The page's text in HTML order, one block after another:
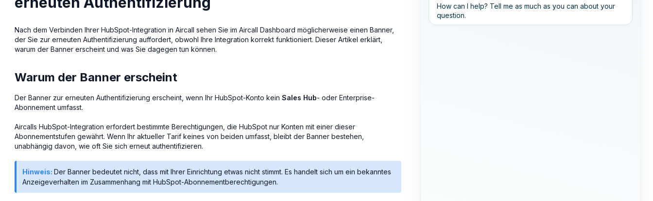
Nach dem Verbinden Ihrer HubSpot-Integration in Aircall sehen Sie im Aircall Dashboard möglicherweise einen Banner,
der Sie zur erneuten Authentifizierung auffordert, obwohl Ihre Integration korrekt funktioniert. Dieser Artikel erklärt,
warum der Banner erscheint und was Sie dagegen tun können.
Warum der Banner erscheint
Der Banner zur erneuten Authentifizierung erscheint, wenn Ihr HubSpot-Konto kein Sales Hub- oder Enterprise-
Abonnement umfasst.
Aircalls HubSpot-Integration erfordert bestimmte Berechtigungen, die HubSpot nur Konten mit einer dieser
Abonnementstufen gewährt. Wenn Ihr aktueller Tarif keines von beiden umfasst, bleibt der Banner bestehen,
unabhängig davon, wie oft Sie sich erneut authentifizieren.
Hinweis: Der Banner bedeutet nicht, dass mit Ihrer Einrichtung etwas nicht stimmt. Es handelt sich um ein bekanntes
Anzeigeverhalten im Zusammenhang mit HubSpot-Abonnementberechtigungen.